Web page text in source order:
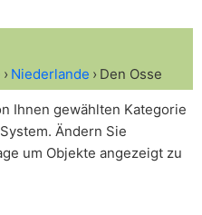
Niederlande Den Osse
Ihnen gewählten Kategorie
Ändern Sie
um Objekte angezeigt zu